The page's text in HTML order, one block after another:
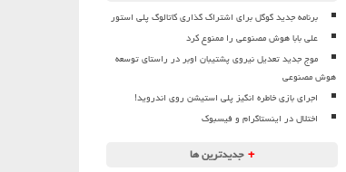
برنامه جدید گوگل برای اشتراک گذاری کاتالوگ پلی استور
علی بابا هوش مصنوعی را ممنوع کرد
موج جدید تعدیل نیروی پشتیبان اوبر در راستای توسعه
هوش مصنوعی
اجرای بازی خاطره انگیز پلی استیشن روی اندروید!
اختلال در اینستاگرام و فیسبوک
+ جدیدترین ها